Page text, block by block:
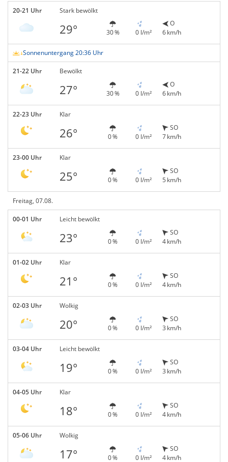
20-21 Uhr Stark bewölkt
29° 30 % 0 l/m²
O
6 km/h
Sonnenuntergang 20:36 Uhr
21-22 Uhr Bewölkt
27° 30 % 0 l/m²
O
6 km/h
22-23 Uhr Klar
26° 0 % 0 l/m²
SO
7 km/h
23-00 Uhr Klar
25° 0 % 0 l/m²
SO
5 km/h
Freitag, 07.08.
00-01 Uhr Leicht bewölkt
23° 0 % 0 l/m²
SO
4 km/h
01-02 Uhr Klar
21° 0 % 0 l/m²
SO
4 km/h
02-03 Uhr Wolkig
20° 0 % 0 l/m²
SO
3 km/h
03-04 Uhr Leicht bewölkt
19° 0 % 0 l/m²
SO
3 km/h
04-05 Uhr Klar
18° 0 % 0 l/m²
SO
4 km/h
05-06 Uhr Wolkig
17° 0 % 0 l/m²
SO
4 km/h